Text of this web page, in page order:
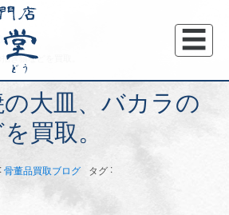
☰
ブログ
き猫などを買取。
大皿、バカラの
買取。
:骨董品買取ブログ タグ :